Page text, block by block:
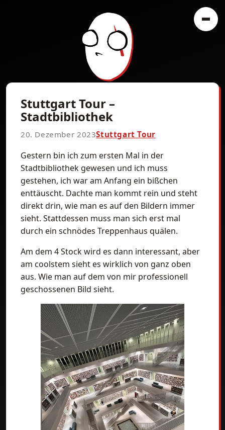
Stuttgart Tour –
Stadtbibliothek
20. Dezember 2023Stuttgart Tour
Gestern bin ich zum ersten Mal in der
Stadtbibliothek gewesen und ich muss
gestehen, ich war am Anfang ein bißchen
enttäuscht. Dachte man kommt rein und steht
direkt drin, wie man es auf den Bildern immer
sieht. Stattdessen muss man sich erst mal
durch ein schnödes Treppenhaus quälen.
Am dem 4 Stock wird es dann interessant, aber
am coolstem sieht es wirklich von ganz oben
aus. Wie man auf dem von mir professionell
geschossenen Bild sieht.